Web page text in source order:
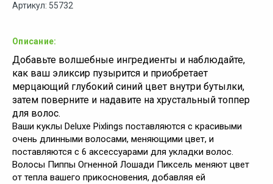
Артикул: 55732
Описание:
Добавьте волшебные ингредиенты и наблюдайте,
как ваш эликсир пузырится и приобретает
мерцающий глубокий синий цвет внутри бутылки,
затем поверните и надавите на хрустальный топпер
для волос.
Ваши куклы Deluxe Pixlings поставляются с красивыми
очень длинными волосами, меняющими цвет, и
поставляются с 6 аксессуарами для укладки волос.
Волосы Пиппы Огненной Лошади Пиксель меняют цвет
от тепла вашего прикосновения, добавляя ей